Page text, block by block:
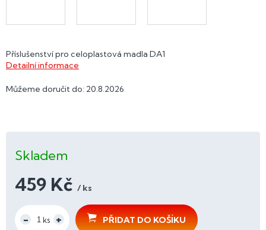
Můžeme doručit do: 20.8.2026
Skladem
459 Kč / ks
cena:
PŘIDAT DO KOŠÍKU
Příslušenství pro celoplastová madla DA1
Detailní informace